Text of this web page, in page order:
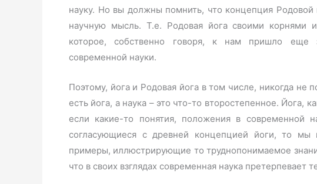
науку. Но вы должны помнить, что концепция
научную мысль. Т.е. Родовая йога своими корнями
которое, собственно говоря, к нам пришло еще
современной науки.
Поэтому, йога и Родовая йога в том числе, никогда не
есть йога, а наука – это что-то второстепенное. Йога,
если какие-то понятия, положения в современной
согласующиеся с древней концепцией йоги, то мы
примеры, иллюстрирующие то труднопонимаемое
что в своих взглядах современная наука претерпевает